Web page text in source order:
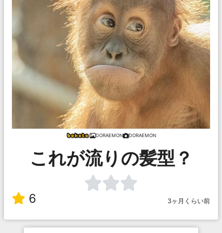
DORAEMON DORAEMON
これが流りの髪型？
6 3ヶ月くらい前